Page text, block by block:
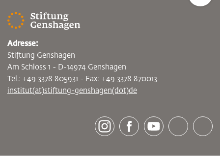
[socialLinksTitle]
Adresse:
Stiftung Genshagen
Am Schloss 1 - D-14974 Genshagen
Tel.: +49 3378 805931 - Fax: +49 3378 870013
institut(at)stiftung-genshagen(dot)de